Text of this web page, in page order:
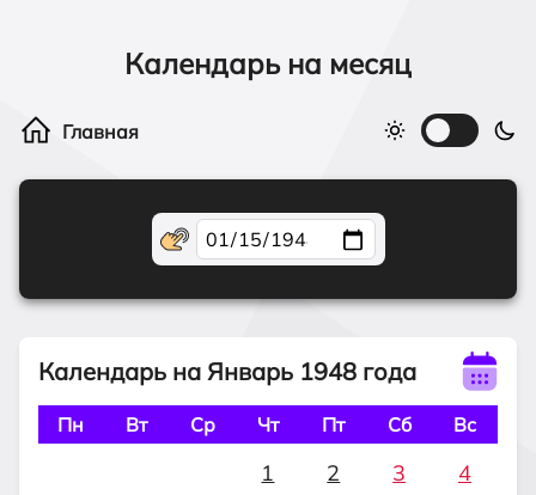
Календарь на месяц
Календарь на Январь 1948 года
Пн Вт Ср Чт Пт Сб Вс
1 2 3
4